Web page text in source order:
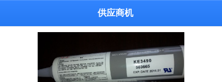
供应商机